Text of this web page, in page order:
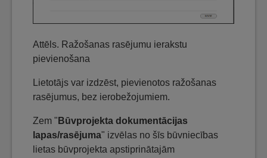
Attēls. Ražošanas rasējumu ierakstu
pievienošana
Lietotājs var izdzēst, pievienotos ražošanas
rasējumus, bez ierobežojumiem.
Zem " Būvprojekta dokumentācijas
lapas/rasējuma" izvēlas no šīs būvniecības
lietas būvprojekta apstiprinātajām